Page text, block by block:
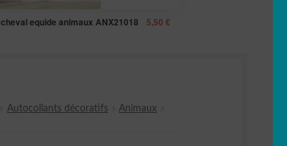
equide animaux ANX21018 5,50 €
Autocollants décoratifs
Animaux